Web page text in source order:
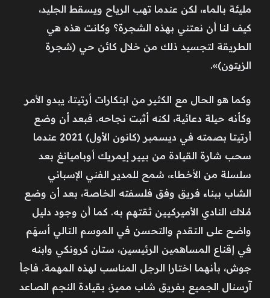
مليئة بالماء، لكن عندما تهب الرياح ويسقط الجليد،
كيف لنا أن نعتني بهذه الشجرة؟ وكانت هذه هي
الطريقة لتجسيد ذلك من خلال كائن حي (شجرة
الزيتون)».
وكما هو الحال مع الكثير من ابتكارات أرتيتا، يبدو الأمر
وكأنه حيلة دعائية، لكنه أثبت نجاحه. فبعد أن وضع
أرتيتا بصمته في ديسمبر (كانون الأول) 2021 عندما
سحب شارة القيادة من بيير إيمريك أوباميانغ بعد
سلسلة من الأخطاء، سُمح للمدير الفني الإسباني
الشاب ببناء فريق وفق فلسفته الخاصة، بعد أن وضع
مُلاك النادي الأميركيين ثقتهم به. كما أن وجود دليل
واضح على التقدم والتحسن في الموسم التالي أسهَم
في إقناع المساهمين الرئيسين، ستان كرونكي وابنه
جوش، بأنهما اختارا الرجل المناسب لهذه المهمة. فاجأ
آرسنال الجميع بفريق شاب مميز، بقيادة النجم الصاعد